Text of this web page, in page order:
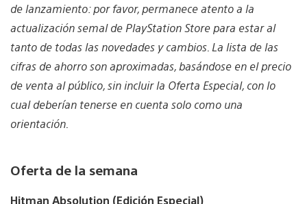
de lanzamiento: por favor, permanece atento a la
actualización semal de PlayStation Store para estar al
tanto de todas las novedades y cambios. La lista de las
cifras de ahorro son aproximadas, basándose en el precio
de venta al público, sin incluir la Oferta Especial, con lo
cual deberían tenerse en cuenta solo como una
orientación.
Oferta de la semana
Hitman Absolution (Edición Especial)